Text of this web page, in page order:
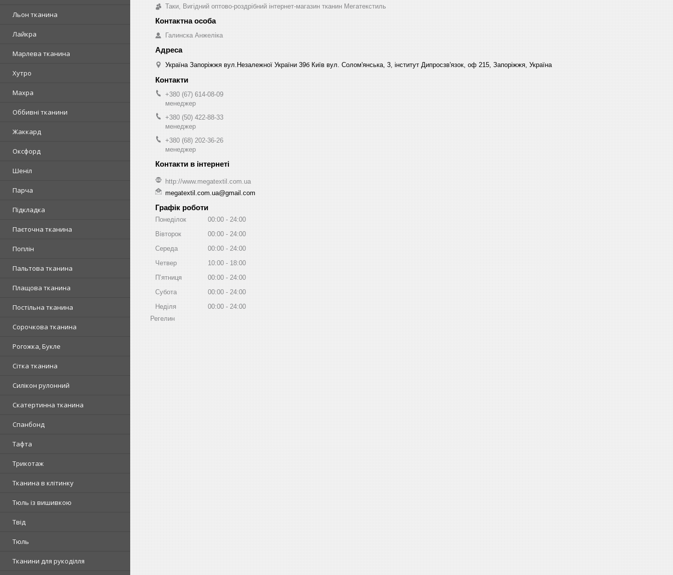
Льон тканина
Лайкра
Марлева тканина
Хутро
Махра
Оббивні тканини
Жаккард
Оксфорд
Шеніл
Парча
Підкладка
Паєточна тканина
Поплін
Пальтова тканина
Плащова тканина
Постільна тканина
Сорочкова тканина
Рогожка, Букле
Сітка тканина
Силікон рулонний
Скатертинна тканина
Спанбонд
Тафта
Трикотаж
Тканина в клітинку
Тюль із вишивкою
Твід
Тюль
Тканини для рукоділля
Таки, Вигідний оптово-роздрібний інтернет-магазин тканин Мегатекстиль
Галинска Анжеліка
Україна Запоріжжя вул.Незалежної України 39б Київ вул. Солом'янська, 3, інститут Дипросзв'язок, оф 215, Запоріжжя, Україна
+380 (67) 614-08-09
менеджер
+380 (50) 422-88-33
менеджер
+380 (68) 202-36-26
менеджер
http://www.megatextil.com.ua
megatextil.com.ua@gmail.com
Графік роботи
Понеділок 00:00
24:00
Вівторок
00:00
24:00
Середа
00:00
24:00
Четвер
10:00
18:00
Пʼятниця
00:00
24:00
Субота
00:00
24:00
Неділя
00:00
24:00
Регелин